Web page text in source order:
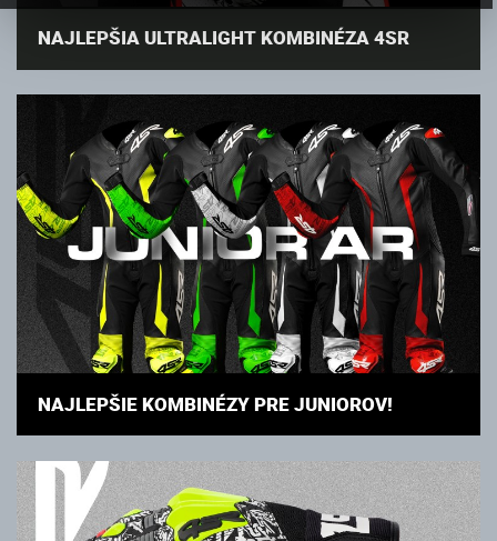
NAJLEPŠIA ULTRALIGHT KOMBINÉZA 4SR
NAJLEPŠIE KOMBINÉZY PRE JUNIOROV!